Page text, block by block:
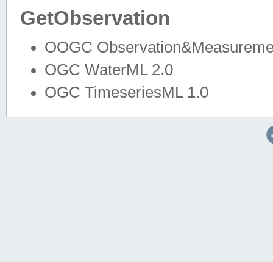
GetObservation
OOGC
OGC WaterML 2.0
OGC TimeseriesML 1.0